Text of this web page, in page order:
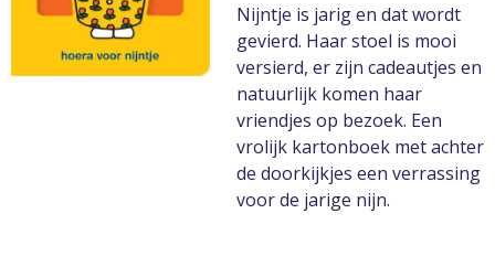
Nijntje is jarig en dat wordt
gevierd. Haar stoel is mooi
versierd, er zijn cadeautjes en
natuurlijk komen haar
vriendjes op bezoek. Een
vrolijk kartonboek met achter
de doorkijkjes een verrassing
voor de jarige nijn.